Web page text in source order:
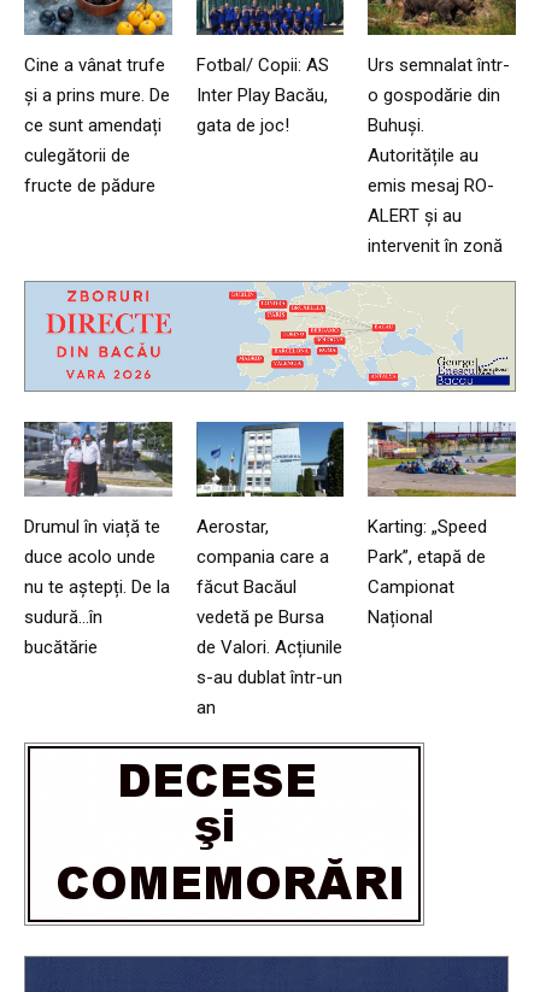
Cine a vânat trufe
și a prins mure. De
ce sunt amendați
culegătorii de
fructe de pădure
Fotbal/ Copii: AS
Inter Play Bacău,
gata de joc!
Urs semnalat într-
o gospodărie din
Buhuși.
Autoritățile au
emis mesaj RO-
ALERT și au
intervenit în zonă
Drumul în viață te
duce acolo unde
nu te aștepți. De la
sudură…în
bucătărie
Aerostar,
compania care a
făcut Bacăul
vedetă pe Bursa
de Valori. Acțiunile
s-au dublat într-un
an
Karting: „Speed
Park”, etapă de
Campionat
Național